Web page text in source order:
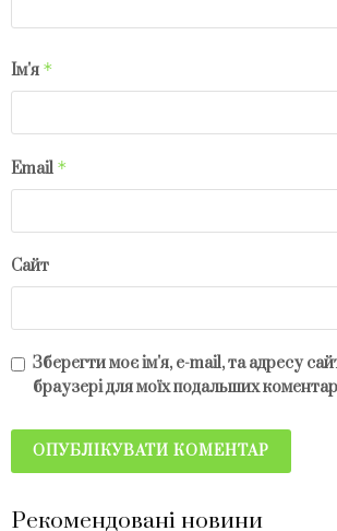
Ім'я *
Email *
Сайт
Зберегти моє ім'я, e-mail, та адресу
браузері для моїх подальших
Рекомендовані новини